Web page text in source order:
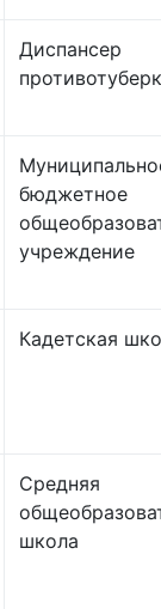
Диспансер
бюджетное
учреждение
Кадетская
Средняя
школа